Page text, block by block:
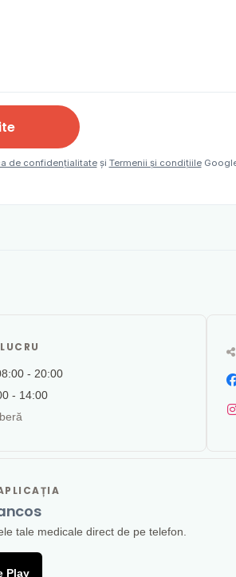
de confidențialitateși Termenii și condițiile
- 20:00
- 14:00
tale medicale direct de pe telefon.
Play